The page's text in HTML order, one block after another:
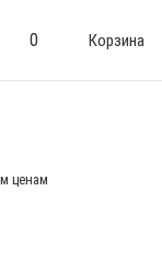
0 Корзина
ценам